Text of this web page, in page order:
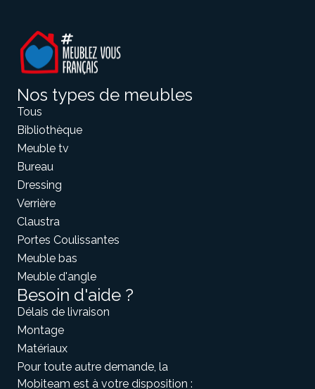
Nos types de meubles
Tous
Bibliothèque
Meuble tv
Bureau
Dressing
Verrière
Claustra
Portes Coulissantes
Meuble bas
Meuble d'angle
Besoin d'aide ?
Délais de livraison
Montage
Matériaux
Pour toute autre demande, la
Mobiteam est à votre disposition :